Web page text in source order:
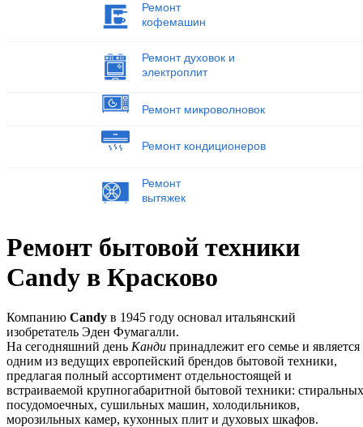
Ремонт
кофемашин
Ремонт духовок и
электроплит
Ремонт микроволновок
Ремонт кондиционеров
Ремонт
вытяжек
Ремонт бытовой техники
Candy в Красково
Компанию Candy в 1945 году основал итальянский
изобретатель Эден Фумагалли.
На сегодняшний день Канди принадлежит его семье и является
одним из ведущих европейский брендов бытовой техники,
предлагая полный ассортимент отдельностоящей и
встраиваемой крупногабаритной бытовой техники:
посудомоечных, сушильных машин, холодильников,
морозильных камер, кухонных плит и духовых шкафов.